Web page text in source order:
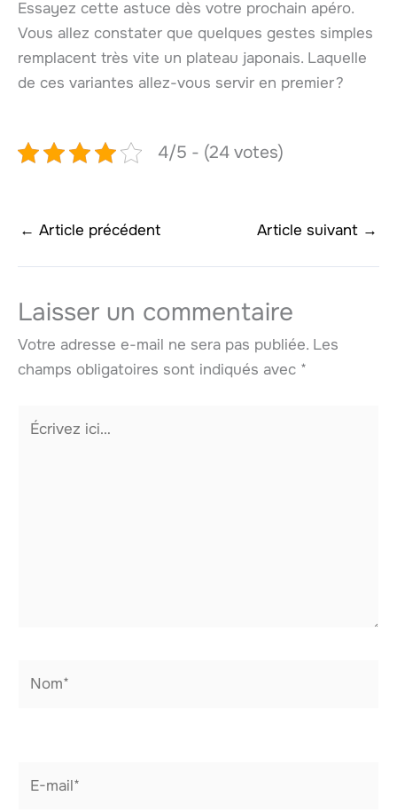
Essayez cette astuce dès votre prochain apéro.
Vous allez constater que quelques gestes simples
remplacent très vite un plateau japonais. Laquelle
de ces variantes allez-vous servir en premier ?
4/5 - (24 votes)
← Article précédent Article suivant →
Laisser un commentaire
Votre adresse e-mail ne sera pas publiée. Les
champs obligatoires sont indiqués avec *
Écrivez